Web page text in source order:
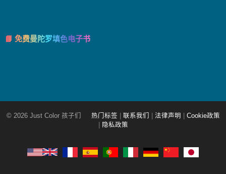
📘 免费曼陀罗填色电子书
© 2026 Just Color 孩子们 热门标签 联系我们 法律声明
Cookie政策
隐私政策